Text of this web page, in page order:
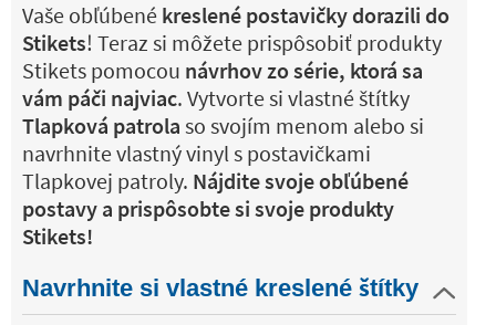
Vaše obľúbené kreslené postavičky dorazili do
Stikets! Teraz si môžete prispôsobiť produkty
Stikets pomocou návrhov zo série, ktorá sa
vám páči najviac. Vytvorte si vlastné štítky
Tlapková patrola so svojím menom alebo si
navrhnite vlastný vinyl s postavičkami
Tlapkovej patroly. Nájdite svoje obľúbené
postavy a prispôsobte si svoje produkty
Stikets!
Navrhnite si vlastné kreslené štítky